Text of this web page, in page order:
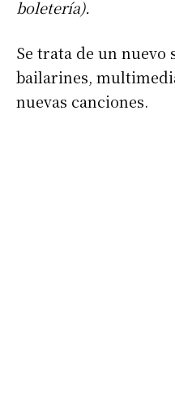
boletería).
Se trata de un nuevo
bailarines,
nuevas canciones.